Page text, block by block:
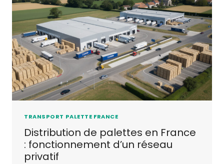
TRANSPORT PALETTE FRANCE
Distribution de palettes en France
: fonctionnement d’un réseau
privatif